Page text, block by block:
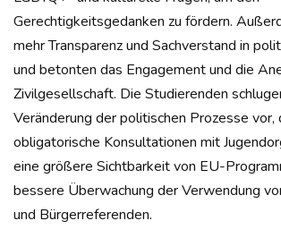
Gerechtigkeitsgedanken zu fördern.
mehr Transparenz und Sachverstand in
und betonten das Engagement und die
Zivilgesellschaft. Die Studierenden
Veränderung der politischen Prozesse vor,
obligatorische Konsultationen mit
eine größere Sichtbarkeit von EU-
bessere Überwachung der Verwendung
und Bürgerreferenden.